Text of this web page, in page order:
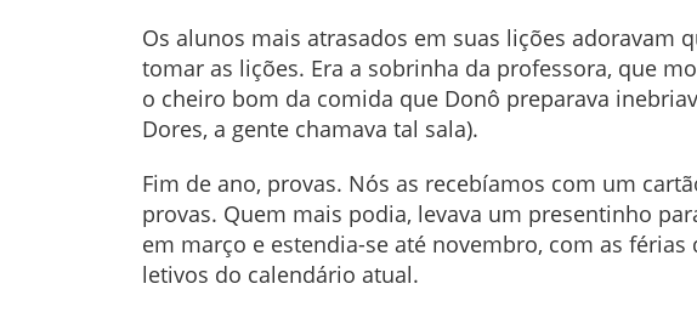
Os alunos mais atrasados em suas lições adoravam
tomar as lições. Era a sobrinha da professora, que
o cheiro bom da comida que Donô preparava
Dores, a gente chamava tal sala).
Fim de ano, provas. Nós as recebíamos com um
provas. Quem mais podia, levava um presentinho
em março e estendia-se até novembro, com as
letivos do calendário atual.